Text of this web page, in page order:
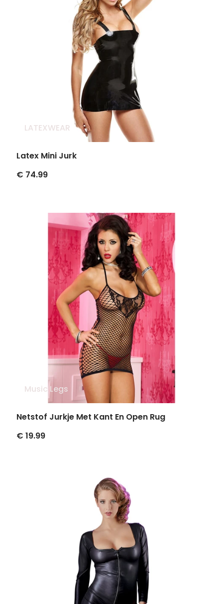
LATEXWEAR
Latex Mini Jurk
€ 74.99
Music Legs
Netstof Jurkje Met Kant En Open Rug
€ 19.99